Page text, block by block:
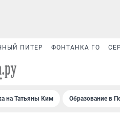
ПИТЕР ФОНТАНКА ГО
на Татьяны Ким Образование в